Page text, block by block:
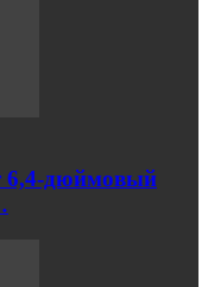
6,4-дюймовый